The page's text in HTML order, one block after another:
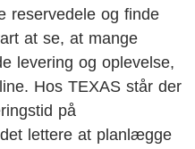
reservedele og finde
at se, at mange
levering og oplevelse,
Hos TEXAS står der
på
lettere at planlægge